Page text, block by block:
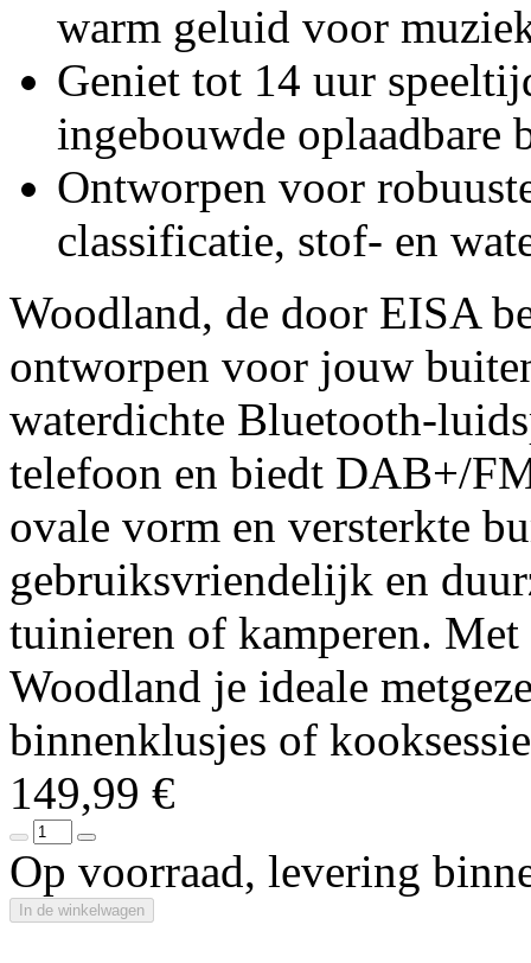
warm geluid voor
Geniet tot 14 uur
ingebouwde oplaadbare
Ontworpen voor
classificatie, stof- en
Woodland, de door EISA
ontworpen voor jouw
waterdichte Bluetooth-
telefoon en biedt DAB+/
ovale vorm en versterkte
gebruiksvriendelijk en
tuinieren of kamperen.
Woodland je ideale
binnenklusjes of
149,99 €
Op voorraad, levering
In de winkelwagen